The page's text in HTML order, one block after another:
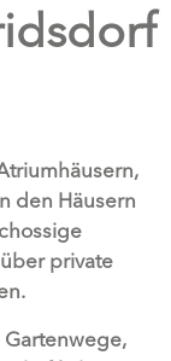
den Häusern
private